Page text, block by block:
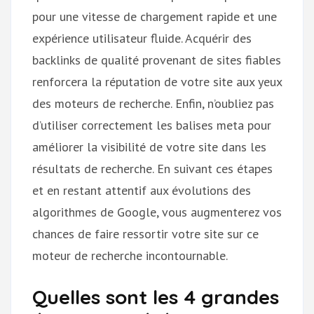
pour une vitesse de chargement rapide et une
expérience utilisateur fluide. Acquérir des
backlinks de qualité provenant de sites fiables
renforcera la réputation de votre site aux yeux
des moteurs de recherche. Enfin, n’oubliez pas
d’utiliser correctement les balises meta pour
améliorer la visibilité de votre site dans les
résultats de recherche. En suivant ces étapes
et en restant attentif aux évolutions des
algorithmes de Google, vous augmenterez vos
chances de faire ressortir votre site sur ce
moteur de recherche incontournable.
Quelles sont les 4 grandes